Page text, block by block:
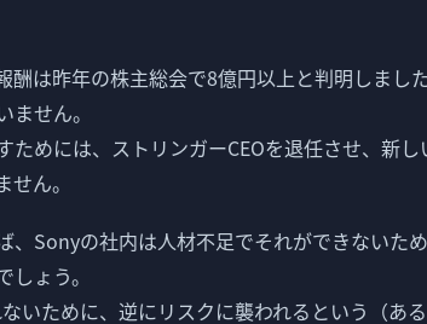
酬は昨年の株主総会で8億円以上と判明しまし
せん。
ためには、ストリンガーCEOを退任させ、新
ん。
、Sonyの社内は人材不足でそれができないた
ょう。
いために、逆にリスクに襲われるという（あ